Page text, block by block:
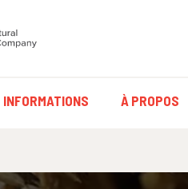
INFORMATIONS À PROPOS